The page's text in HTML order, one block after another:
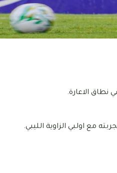
نطاق الاعارة.
مع اولبي الزاوية الليبي.